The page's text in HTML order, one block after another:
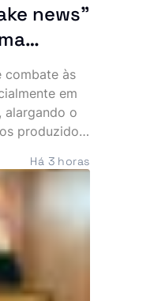
news”
combate às
em
alargando o
produzidos
novas
as
ou
Há 3 horas